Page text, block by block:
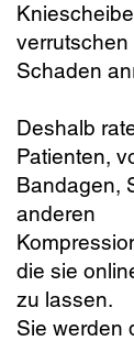
Schaden
Deshalb
Patienten,
Bandagen,
anderen
die sie
zu lassen.
Sie werden